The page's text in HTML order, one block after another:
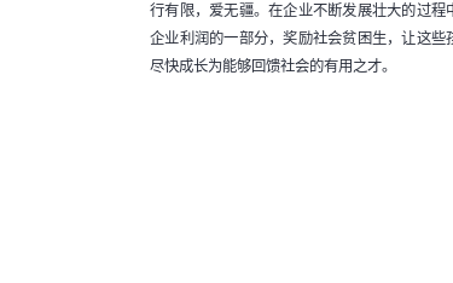
行有限，爱无疆。在企业不断发展壮大的过
企业利润的一部分，奖励社会贫困生，让这些
尽快成长为能够回馈社会的有用之才。